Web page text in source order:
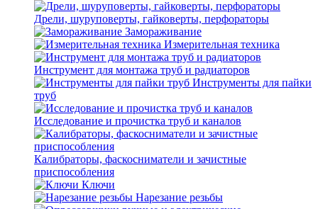
Дрели, шуруповерты, гайковерты, перфораторы
Замораживание
Измерительная техника
Инструмент для монтажа труб и радиаторов
Инструменты для пайки
труб
Исследование и прочистка труб и каналов
Калибраторы, фаскосниматели и зачистные
приспособления
Ключи
Нарезание резьбы